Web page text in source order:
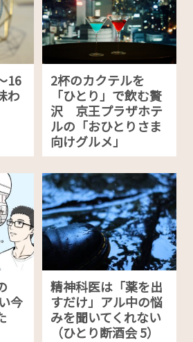
16
わ
2杯のカクテルを
「ひとり」で飲む贅
沢 京王プラザホテ
ルの「おひとりさま
向けグルメ」
今
精神科医は「薬を出
すだけ」アル中の悩
みを聞いてくれない
（ひとり断酒会 5）